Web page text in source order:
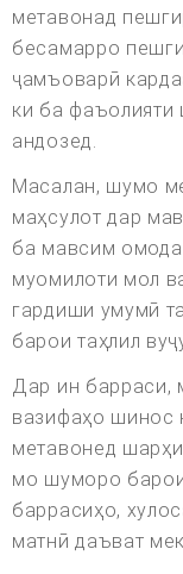
метавонад
бесамарро
ҷамъоварӣ
ки ба фаъолияти
андозед.
Масалан, шумо
маҳсулот дар
ба мавсим
муомилоти мол
гардиши умумӣ
барои таҳлил
Дар ин барраси,
вазифаҳо шинос
метавонед
мо шуморо
баррасиҳо,
матнӣ даъват